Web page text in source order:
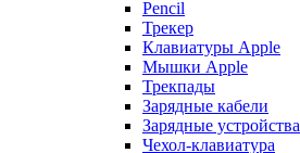
Pencil
Трекер
Клавиатуры Apple
Мышки Apple
Трекпады
Зарядные кабели
Зарядные устройства
Чехол-клавиатура